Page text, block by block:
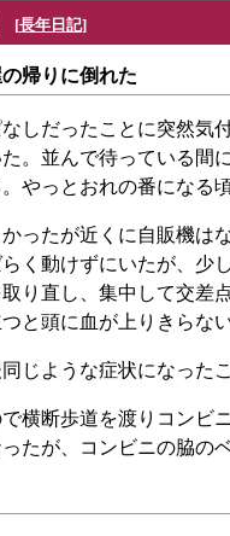
[長年日記]
帰りに倒れた
しだったことに突然気
。並んで待っている間
やっとおれの番になる
ったが近くに自販機は
く動けずにいたが、少
り直し、集中して交差
と頭に血が上りきらな
じような症状になった
横断歩道を渡りコンビ
たが、コンビニの脇の